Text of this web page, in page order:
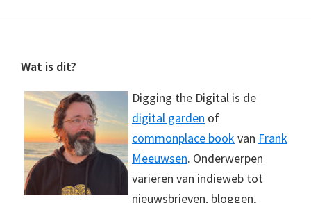
Footer
Wat is dit?
Digging the Digital is de
digital garden of
commonplace bookvan Frank
Meeuwsen. Onderwerpen
variëren van indieweb tot
nieuwsbrieven, bloggen,